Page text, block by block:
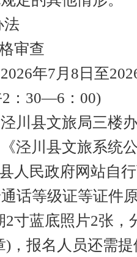
法
审查
年7月8日至
：30—6：00)
川县文旅局三楼
泾川县文旅系统
人民政府网站自
话等级证等证件
2寸蓝底照片2张，
)，报名人员还需